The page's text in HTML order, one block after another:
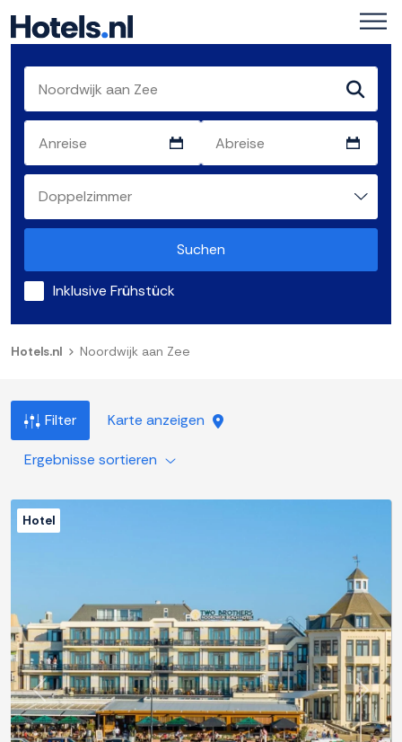
Suchen
Inklusive Frühstück
Hotels.nl Noordwijk aan Zee
Filter Karte anzeigen
Ergebnisse sortieren
Zurück
Hotel